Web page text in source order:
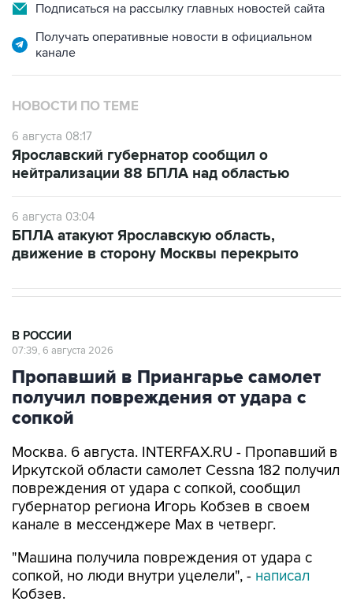
Подписаться на рассылку главных новостей сайта
Получать оперативные новости в официальном
канале
НОВОСТИ ПО ТЕМЕ
6 августа 08:17
Ярославский губернатор сообщил о
нейтрализации 88 БПЛА над областью
6 августа 03:04
БПЛА атакуют Ярославскую область,
движение в сторону Москвы перекрыто
В РОССИИ
07:39, 6 августа 2026
Пропавший в Приангарье самолет
получил повреждения от удара с
сопкой
Москва. 6 августа. INTERFAX.RU - Пропавший в
Иркутской области самолет Cessna 182 получил
повреждения от удара с сопкой, сообщил
губернатор региона Игорь Кобзев в своем
канале в мессенджере Мах в четверг.
"Машина получила повреждения от удара с
сопкой, но люди внутри уцелели", - написал
Кобзев.